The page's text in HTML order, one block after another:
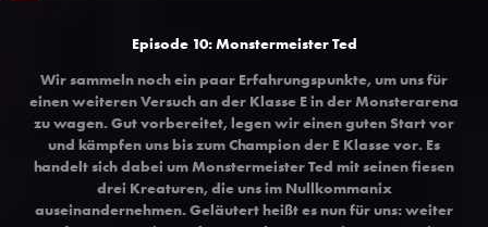
Episode 10: Monstermeister Ted
Wir sammeln noch ein paar Erfahrungspunkte, um uns für
einen weiteren Versuch an der Klasse E in der Monsterarena
zu wagen. Gut vorbereitet, legen wir einen guten Start vor
und kämpfen uns bis zum Champion der E Klasse vor. Es
handelt sich dabei um Monstermeister Ted mit seinen fiesen
drei Kreaturen, die uns im Nullkommanix
auseinandernehmen. Geläutert heißt es nun für uns: weiter